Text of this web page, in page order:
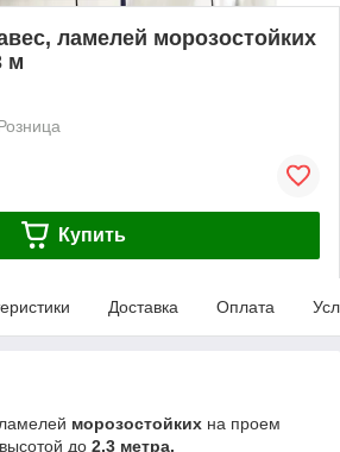
ламелей морозостойких
м
Купить
Доставка Оплата
морозостойких на проем
до 2,3 метра.